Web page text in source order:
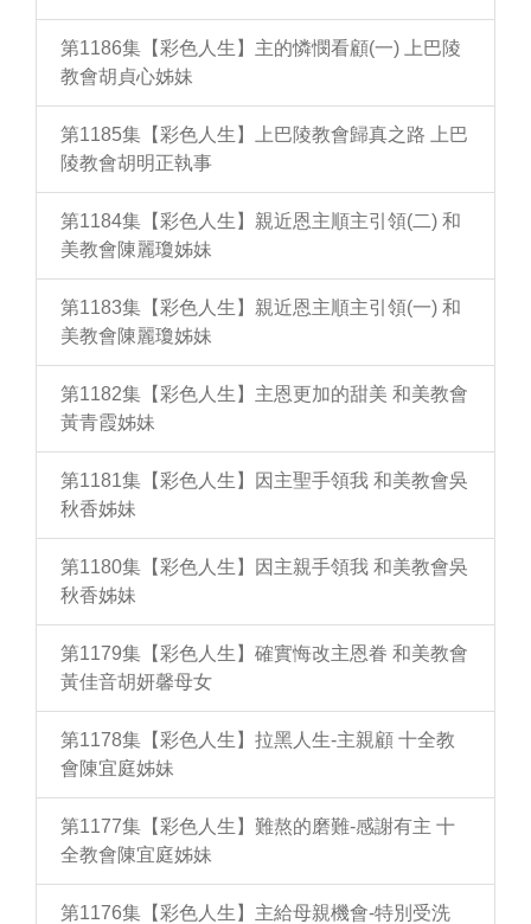
第1186集【彩色人生】主的憐憫看顧(一) 上巴陵
教會胡貞心姊妹
第1185集【彩色人生】上巴陵教會歸真之路 上巴
陵教會胡明正執事
第1184集【彩色人生】親近恩主順主引領(二) 和
美教會陳麗瓊姊妹
第1183集【彩色人生】親近恩主順主引領(一) 和
美教會陳麗瓊姊妹
第1182集【彩色人生】主恩更加的甜美 和美教會
黃青霞姊妹
第1181集【彩色人生】因主聖手領我 和美教會吳
秋香姊妹
第1180集【彩色人生】因主親手領我 和美教會吳
秋香姊妹
第1179集【彩色人生】確實悔改主恩眷 和美教會
黃佳音胡妍馨母女
第1178集【彩色人生】拉黑人生-主親顧 十全教
會陳宜庭姊妹
第1177集【彩色人生】難熬的磨難-感謝有主 十
全教會陳宜庭姊妹
第1176集【彩色人生】主給母親機會-特別受洗